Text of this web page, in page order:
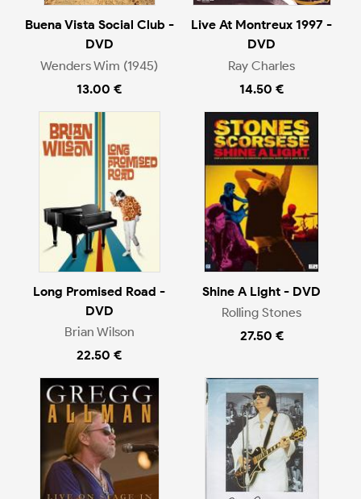
Buena Vista Social Club -
DVD
Wenders Wim (1945)
13.00 €
Live At Montreux 1997 -
DVD
Ray Charles
14.50 €
Long Promised Road -
DVD
Brian Wilson
22.50 €
Shine A Light - DVD
Rolling Stones
27.50 €